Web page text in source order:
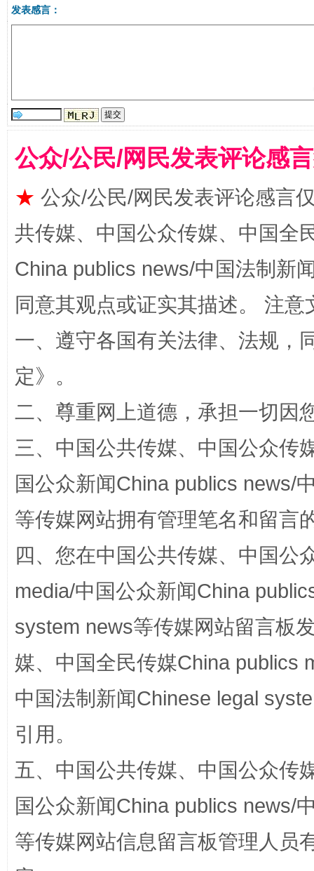
受贿1.44亿！段成刚被判无期 从幼
全民健身五年计划来了！等你上场
国家大学科技园优化重塑工作
发表感言：
公众/公民/网民发表评论感
★ 公众/公民/网民发表评论感言
共传媒、中国公众传媒、中国全
China publics news/中国法制新
同意其观点或证实其描述。 注
一、遵守各国有关法律、法规，
定》。
二、尊重网上道德，承担一切因
三、中国公共传媒、中国公众传
国公众新闻China publics news/
等传媒网站拥有管理笔名和留言
四、您在中国公共传媒、中国公
media/中国公众新闻China
system news等传媒网站留言板
媒、中国全民传媒China publics
中国法制新闻Chinese legal
引用。
五、中国公共传媒、中国公众传
国公众新闻China publics news/
等传媒网站信息留言板管理人员